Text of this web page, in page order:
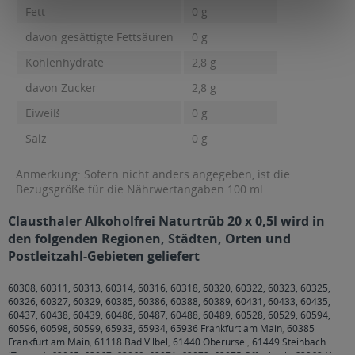
Fett
0 g
davon gesättigte Fettsäuren
0 g
Kohlenhydrate
2,8 g
davon Zucker
2,8 g
Eiweiß
0 g
Salz
0 g
Anmerkung: Sofern nicht anders angegeben, ist die
Bezugsgröße für die Nährwertangaben 100 ml
Clausthaler Alkoholfrei Naturtrüb 20 x 0,5l wird in
den folgenden Regionen, Städten, Orten und
Postleitzahl-Gebieten geliefert
60308, 60311, 60313, 60314, 60316, 60318, 60320, 60322, 60323, 60325,
60326, 60327, 60329, 60385, 60386, 60388, 60389, 60431, 60433, 60435,
60437, 60438, 60439, 60486, 60487, 60488, 60489, 60528, 60529, 60594,
60596, 60598, 60599, 65933, 65934, 65936 Frankfurt am Main, 60385
Frankfurt am Main, 61118 Bad Vilbel, 61440 Oberursel, 61449 Steinbach